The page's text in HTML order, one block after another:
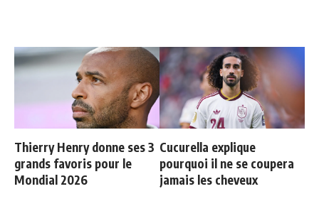
Thierry Henry donne ses 3
grands favoris pour le
Mondial 2026
Cucurella explique
pourquoi il ne se coupera
jamais les cheveux